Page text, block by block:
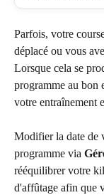
Parfois, votre
déplacé ou vous
Lorsque cela se
programme au bon
votre entraînement
Modifier la date de
programme via
rééquilibrer votre
d'affûtage afin que